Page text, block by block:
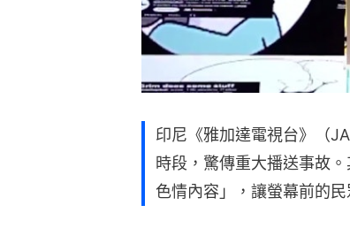
印尼《雅加達電視台》（
時段，驚傳重大播送事故
色情內容」，讓螢幕前的民